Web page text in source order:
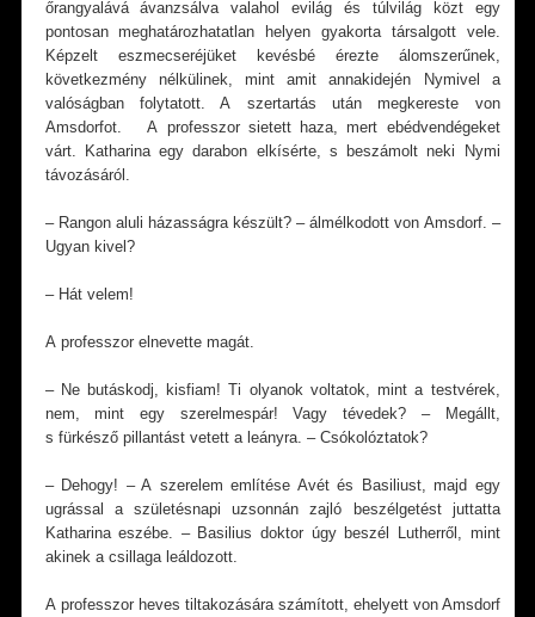
őrangyalává ávanzsálva valahol evilág és túlvilág közt egy
pontosan meghatározhatatlan helyen gyakorta társalgott vele.
Képzelt eszmecseréjüket kevésbé érezte álomszerűnek,
következmény nélkülinek, mint amit annakidején Nymivel a
valóságban folytatott. A szertartás után megkereste von
Amsdorfot. A professzor sietett haza, mert ebédvendégeket
várt. Katharina egy darabon elkísérte, s beszámolt neki Nymi
távozásáról.
– Rangon aluli házasságra készült? – álmélkodott von Amsdorf. –
Ugyan kivel?
– Hát velem!
A professzor elnevette magát.
– Ne butáskodj, kisfiam! Ti olyanok voltatok, mint a testvérek,
nem, mint egy szerelmespár! Vagy tévedek? – Megállt,
s fürkésző pillantást vetett a leányra. – Csókolóztatok?
– Dehogy! – A szerelem említése Avét és Basiliust, majd egy
ugrással a születésnapi uzsonnán zajló beszélgetést juttatta
Katharina eszébe. – Basilius doktor úgy beszél Lutherről, mint
akinek a csillaga leáldozott.
A professzor heves tiltakozására számított, ehelyett von Amsdorf